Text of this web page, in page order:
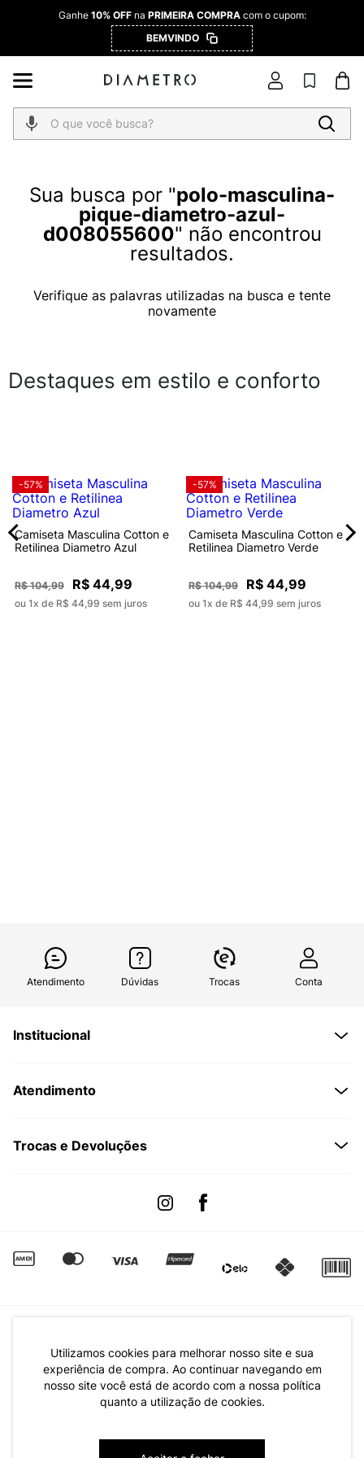
Utilizamos cookies para melhorar nosso site e sua
experiência de compra. Ao continuar navegando em
nosso site você está de acordo com a nossa política
quanto a utilização de cookies.
Ganhe 10% OFFna PRIMEIRA COMPRAcom o cupom:
BEMVINDO
O que você busca?
polo-masculina-
pique-diametro-azul-
d008055600
Destaques em estilo e conforto
-57%
Camiseta Masculina Cotton e
Retilinea Diametro Azul
R$ 104,99 R$ 44,99
ou 1x de R$ 44,99 sem juros
-57%
Camiseta Masculina Cotton e
Retilinea Diametro Verde
R$ 104,99 R$ 44,99
ou 1x de R$ 44,99 sem juros
Atendimento Dúvidas Trocas Conta
Institucional
Políticas de Privacidade
Formas de Entrega
Regulamento de Promoções
Canal de Denúncias | Ética
Atendimento
Fale conosco pelo WhatsApp
Trocas e Devoluções